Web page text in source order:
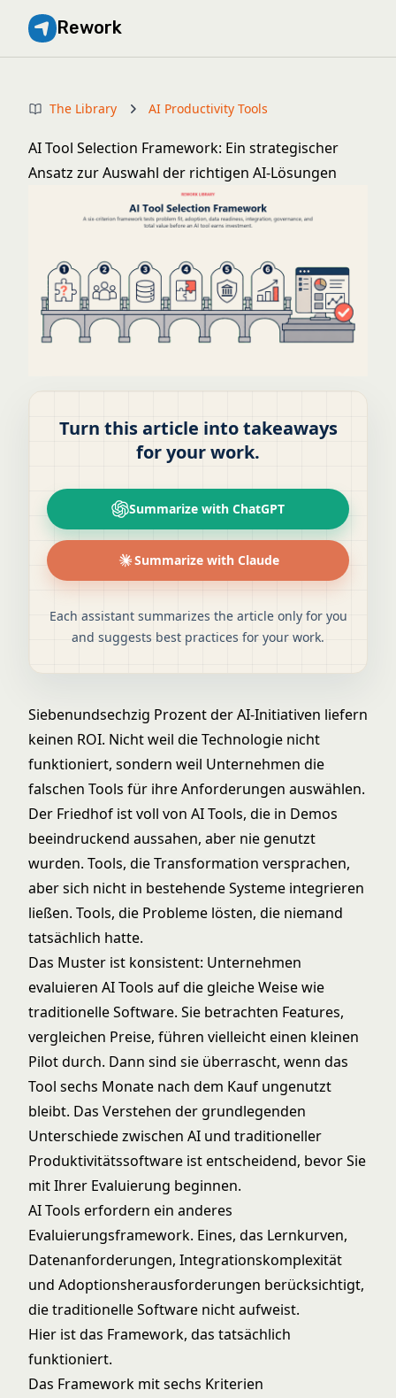
Rework
The Library AI Productivity Tools
AI Tool Selection Framework: Ein strategischer
Ansatz zur Auswahl der richtigen AI-Lösungen
Turn this article into takeaways
for your work.
Summarize with ChatGPT
Summarize with Claude
Each assistant summarizes the article only for you
and suggests best practices for your work.
Siebenundsechzig Prozent der AI-Initiativen liefern
keinen ROI. Nicht weil die Technologie nicht
funktioniert, sondern weil Unternehmen die
falschen Tools für ihre Anforderungen auswählen.
Der Friedhof ist voll von AI Tools, die in Demos
beeindruckend aussahen, aber nie genutzt
wurden. Tools, die Transformation versprachen,
aber sich nicht in bestehende Systeme integrieren
ließen. Tools, die Probleme lösten, die niemand
tatsächlich hatte.
Das Muster ist konsistent: Unternehmen
evaluieren AI Tools auf die gleiche Weise wie
traditionelle Software. Sie betrachten Features,
vergleichen Preise, führen vielleicht einen kleinen
Pilot durch. Dann sind sie überrascht, wenn das
Tool sechs Monate nach dem Kauf ungenutzt
bleibt. Das Verstehen der grundlegenden
Unterschiede zwischen AI und traditioneller
Produktivitätssoftware ist entscheidend, bevor Sie
mit Ihrer Evaluierung beginnen.
AI Tools erfordern ein anderes
Evaluierungsframework. Eines, das Lernkurven,
Datenanforderungen, Integrationskomplexität
und Adoptionsherausforderungen berücksichtigt,
die traditionelle Software nicht aufweist.
Hier ist das Framework, das tatsächlich
funktioniert.
Das Framework mit sechs Kriterien